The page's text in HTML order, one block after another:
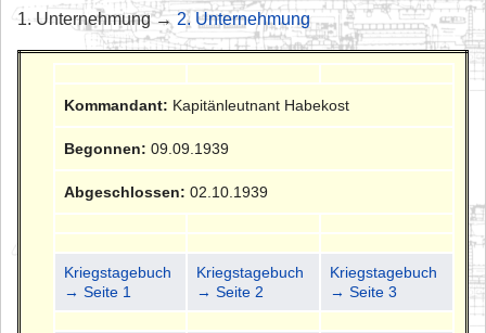
1. Unternehmung → 2. Unternehmung
Kommandant: Kapitänleutnant Habekost
Begonnen: 09.09.1939
Abgeschlossen: 02.10.1939
Kriegstagebuch
→ Seite 1
Kriegstagebuch
→ Seite 2
Kriegstagebuch
→ Seite 3